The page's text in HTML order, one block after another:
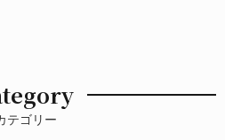
テゴリー